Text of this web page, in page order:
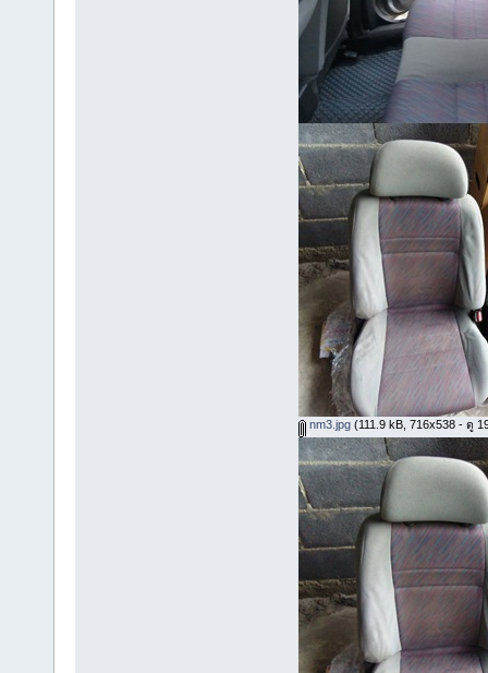
nm3.jpg(111.9 kB, 716x538 - ดู